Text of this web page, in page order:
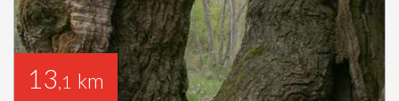
13,1 km